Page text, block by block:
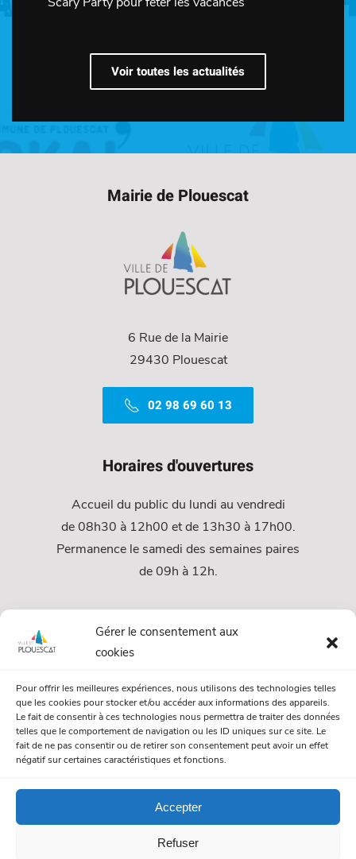
Gérer le consentement aux
cookies
Pour offrir les meilleures expériences, nous utilisons des technologies telles
que les cookies pour stocker et/ou accéder aux informations des appareils.
Le fait de consentir à ces technologies nous permettra de traiter des données
telles que le comportement de navigation ou les ID uniques sur ce site. Le
fait de ne pas consentir ou de retirer son consentement peut avoir un effet
négatif sur certaines caractéristiques et fonctions.
Accepter
Refuser
Voir toutes les actualités
Mairie de Plouescat
6 Rue de la Mairie
29430 Plouescat
02 98 69 60 13
Horaires d'ouvertures
Accueil du public du lundi au vendredi
de 08h30 à 12h00 et de 13h30 à 17h00.
Permanence le samedi des semaines paires
de 09h à 12h.
Services
Urbanisme
Papiers et citoyenneté
Numéros Utiles
© Mairie de Plouescat. Tous droits réservés. /Mentions légales
Politique de gestion des cookies/Politique de confidentialité